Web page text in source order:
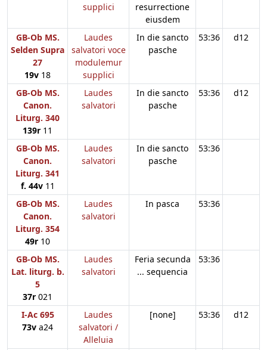
supplici
resurrectione
eiusdem
GB-Ob MS.
Selden Supra
27
19v 18
Laudes
salvatori voce
modulemur
supplici
In die sancto
pasche
53:36 d12
GB-Ob MS.
Canon.
Liturg. 340
139r 11
Laudes
salvatori
In die sancto
pasche
53:36 d12
GB-Ob MS.
Canon.
Liturg. 341
f. 44v11
Laudes
salvatori
In die sancto
pasche
53:36
GB-Ob MS.
Canon.
Liturg. 354
49r 10
Laudes
salvatori
In pasca 53:36
GB-Ob MS.
Lat. liturg. b.
5
37r 021
Laudes
salvatori
Feria secunda
... sequencia
53:36
I-Ac 695
73v a24
Laudes
salvatori /
Alleluia
[none] 53:36 d12